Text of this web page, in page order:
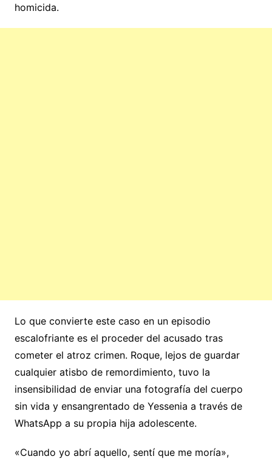
homicida.
Lo que convierte este caso en un episodio
escalofriante es el proceder del acusado tras
cometer el atroz crimen. Roque, lejos de guardar
cualquier atisbo de remordimiento, tuvo la
insensibilidad de enviar una fotografía del cuerpo
sin vida y ensangrentado de Yessenia a través de
WhatsApp a su propia hija adolescente.
«Cuando yo abrí aquello, sentí que me moría»,